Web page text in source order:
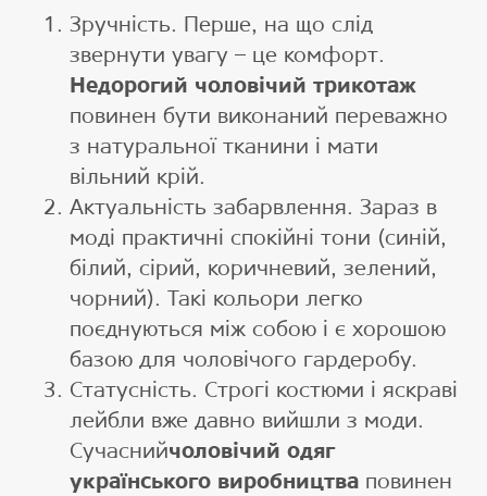
Зручність. Перше, на що слід
звернути увагу – це комфорт.
Недорогий чоловічий трикотаж
повинен бути виконаний переважно
з натуральної тканини і мати
вільний крій.
Актуальність забарвлення. Зараз в
моді практичні спокійні тони (синій,
білий, сірий, коричневий, зелений,
чорний). Такі кольори легко
поєднуються між собою і є хорошою
базою для чоловічого гардеробу.
Статусність. Строгі костюми і яскраві
лейбли вже давно вийшли з моди.
Сучаснийчоловічий одяг
українського виробництва повинен